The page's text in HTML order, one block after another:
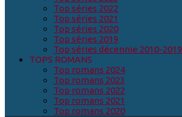
Top séries 2022
Top séries 2021
Top séries 2020
Top séries 2019
Top séries décennie 2010-2019
TOPS ROMANS
Top romans 2024
Top romans 2023
Top romans 2022
Top romans 2021
Top romans 2020